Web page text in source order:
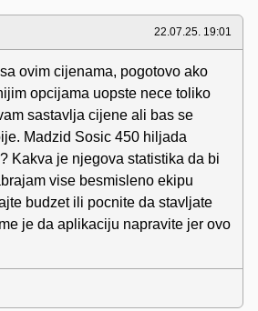
22.07.25. 19:01
ovim cijenama, pogotovo ako
opcijama uopste nece toliko
sastavlja cijene ali bas se
Madzid Sosic 450 hiljada
Kakva je njegova statistika da bi
vise besmisleno ekipu
budzet ili pocnite da stavljate
je da aplikaciju napravite jer ovo